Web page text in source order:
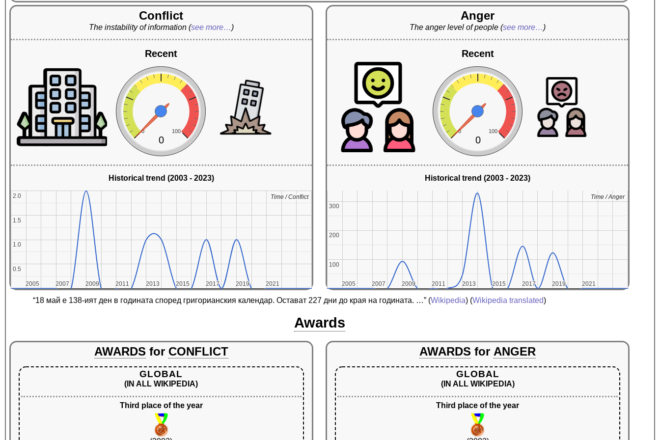
Conflict
The instability of information (see more…)
Recent
0 100
0
Historical trend (2003 - 2023)
2005
2005 2007
2007 2009
2009 2011
2011 2013
2013 2015
2015 2017
2017 2019
2019 2021
2021
0.5
0.5
1.0
1.0
1.5
1.5
2.0
2.0 Time / Conflict
Time / Conflict
Anger
The anger level of people(see more…)
Recent
0 100
0
Historical trend (2003 - 2023)
2005
2005 2007
2007 2009
2009 2011
2011 2013
2013 2015
2015 2017
2017 2019
2019 2021
2021
100
100
200
200
300
300
Time / Anger
Time / Anger
“18 май е 138-ият ден в годината според григорианския календар. Остават 227 дни до края на годината. …” (Wikipedia) (Wikipedia translated)
Awards
AWARDS for CONFLICT
GLOBAL
(IN ALL WIKIPEDIA)
Third place of the year
AWARDS for ANGER
GLOBAL
(IN ALL WIKIPEDIA)
Third place of the year